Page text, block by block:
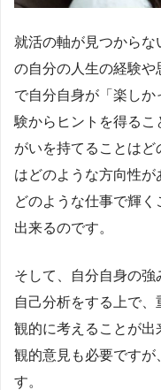
就活の軸が見つから
の自分の人生の経験や
で自分自身が「楽し
験からヒントを得るこ
がいを持てることは
はどのような方向性
どのような仕事で輝
出来るのです。
そして、自分自身の
自己分析をする上で
観的に考えることが
観的意見も必要です
す。